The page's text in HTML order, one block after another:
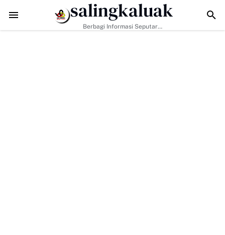
Tantangan Era Digital, Arisal Aziz Ajak Masyarakat Perkuat
salingkaluak
Berbagi Informasi Seputar